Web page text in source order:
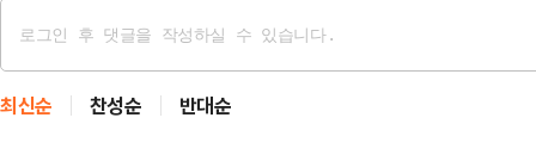
최신순 찬성순 반대순